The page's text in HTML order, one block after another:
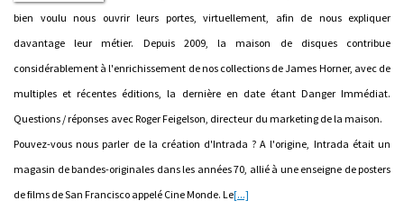
bien voulu nous ouvrir leurs portes, virtuellement, afin de nous expliquer
davantage leur métier. Depuis 2009, la maison de disques contribue
considérablement à l'enrichissement de nos collections de James Horner, avec de
multiples et récentes éditions, la dernière en date étant Danger Immédiat.
Questions / réponses avec Roger Feigelson, directeur du marketing de la maison.
Pouvez-vous nous parler de la création d'Intrada ? A l'origine, Intrada était un
magasin de bandes-originales dans les années 70, allié à une enseigne de posters
de films de San Francisco appelé Cine Monde. Le[...]